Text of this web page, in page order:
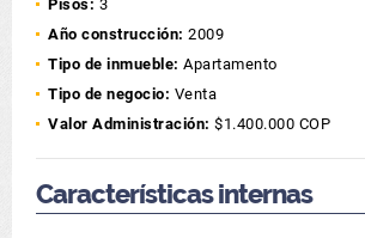
Pisos: 3
Año construcción: 2009
Tipo de inmueble: Apartamento
Tipo de negocio: Venta
Valor Administración: $1.400.000 COP
Características internas